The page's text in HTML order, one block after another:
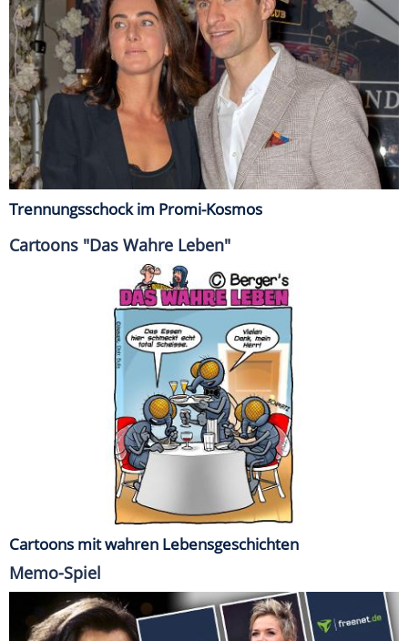
Trennungsschock im Promi-Kosmos
Cartoons "Das Wahre Leben"
Cartoons mit wahren Lebensgeschichten
Memo-Spiel